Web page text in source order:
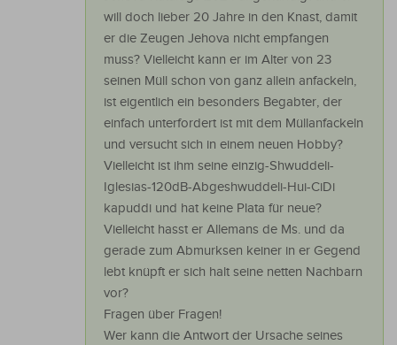
will doch lieber 20 Jahre in den Knast, damit
er die Zeugen Jehova nicht empfangen
muss? Vielleicht kann er im Alter von 23
seinen Müll schon von ganz allein anfackeln,
ist eigentlich ein besonders Begabter, der
einfach unterfordert ist mit dem Müllanfackeln
und versucht sich in einem neuen Hobby?
Vielleicht ist ihm seine einzig-Shwuddeli-
Iglesias-120dB-Abgeshwuddeli-Hui-CiDi
kapuddi und hat keine Plata für neue?
Vielleicht hasst er Allemans de Ms. und da
gerade zum Abmurksen keiner in er Gegend
lebt knüpft er sich halt seine netten Nachbarn
vor?
Fragen über Fragen!
Wer kann die Antwort der Ursache seines